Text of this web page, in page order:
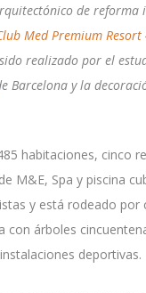
de reforma
Med Premium
realizado por el
Barcelona y la
habitaciones, cinco
M&E, Spa y piscina
y está rodeado por
con árboles
deportivas.